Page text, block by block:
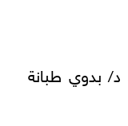
د/ بدوي طبانة